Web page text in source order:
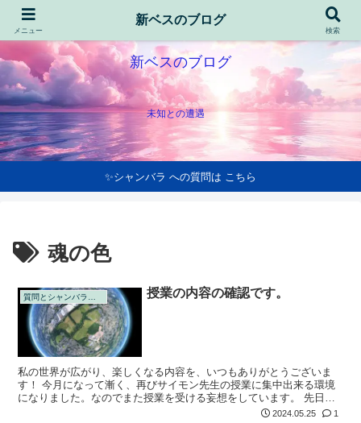
新ベスのブログ
未知との遭遇
✨シャンバラ への質問は こちら
魂の色
授業の内容の確認です。
私の世界が広がり、楽しくなる内容を、いつもありがとうございま
す！ 今月になって漸く、再びサイモン先生の授業に集中出来る環境
になりました。なのでまた授業を受ける妄想をしています。 先日の
授業では、激動の今の世の中を流されないよう、お世話になっている
2024.05.25 1
メニュー
新ベスのブログ
検索